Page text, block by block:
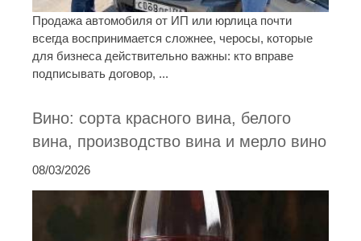
Продажа автомобиля от ИП или юрлица почти
всегда воспринимается сложнее, черосы, которые
для бизнеса действительно важны: кто вправе
подписывать договор, ...
Вино: сорта красного вина, белого
вина, производство вина и мерло вино
08/03/2026